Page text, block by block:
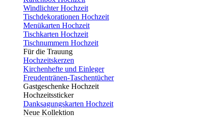
Windlichter Hochzeit
Tischdekorationen Hochzeit
Menükarten Hochzeit
Tischkarten Hochzeit
Tischnummern Hochzeit
Für die Trauung
Hochzeitskerzen
Kirchenhefte und Einleger
Freudentränen-Taschentücher
Gastgeschenke Hochzeit
Hochzeitssticker
Danksagungskarten Hochzeit
Neue Kollektion